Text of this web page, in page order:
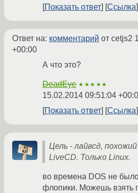
Показать ответ Ссылка
Ответ на: комментарий от cetjs2
+00:00
А что это?
DeadEye ★★★★★
15.02.2014 09:51:04
Показать ответ Ссылка
Цель - лайвсд,
LiveCD. Только Linux.
во времена DOS не
флопики. Можешь взять